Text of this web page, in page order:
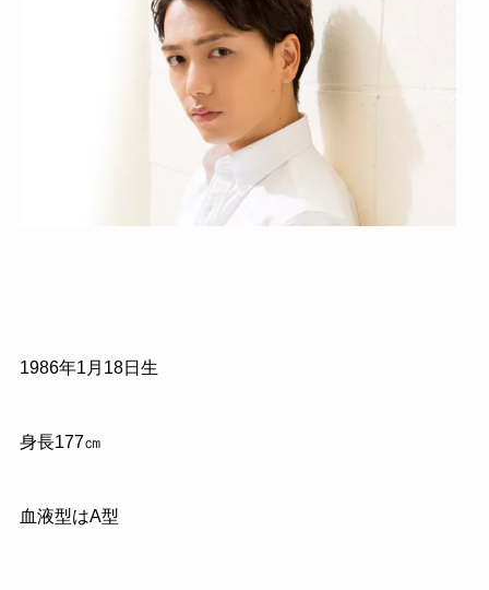
1986年1 月 18日生
身長177㎝
血液型はA型